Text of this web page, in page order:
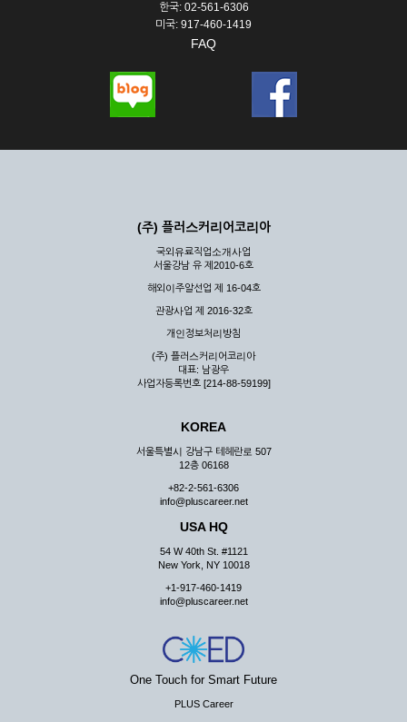
③ 기타 회사는 서비스를 제공할 수 없는 합당한 사유가 발생한
④ 회사는 제 2항 및 제 3항의 사유로 서비스의 제공이 일시적
여 배상하지 않습니다.
제3장 권리 및 의무
공할 수 있도록 최선의 노력을 다하여야 합니다.
게 누설, 배포하여서는 안됩니다. 다만, 관계법령에 의하여 국가
기관 등의 합법적인 요구가 있는 경우에는 해당 되지 않습니다.
③ 회사는 이용자로부터 제기되는 의견이나 불만이 정당하다고
인정할 경우에는 즉시 처리하여야 하며, 즉시 처리가 곤란한 경
우 그 처리를 위해 노력해야 합니다.
제7조 (회원의 의무)
① 회원은 ID와 비밀 번호에 관한 모든 관리의 책임이 있으며
② 회원은 이용신청서의 기재내용 중 변경된 내용이 있는 경우
서비스를 통하여 그 내용을 회사에 통지하여야 합니다.
③ 다른 회원의 ID와 비밀번호를 부당하게 사용하는 행위를
④ 회원은 회사의 서비스에서 타 사이트의 홍보행위를 하지 않
아야 하며 공공질서나 미풍약속에 위배되는 내용 혹은 저작권을
리 행위도 할 수 없습니다.
사가 통지하는 사항을 준수하여야 하며, 기타 회사의 업무에 방
해되는 행위를 하여서는 아니 됩니다.
제8조 (회원의 관리)
① 회원은 언제든 이 약관에 대한 동의를 철회할 수 있습니다.
한국: 02-561-6306
미국: 917-460-1419
FAQ
(주) 플러스커리어코리아
국외유료직업소개사업
서울강남 유 제2010-6호
해외이주알선업 제 16-04호
관광사업 제 2016-32호
개인정보처리방침
(주) 플러스커리어코리아
대표: 남광우
사업자등록번호 [214-88-59199]
KOREA
서울특별시 강남구 테헤란로 507
12층 06168
+82-2-561-6306
info@pluscareer.net
USA HQ
54 W 40th St. #1121
New York, NY 10018
+1-917-460-1419
info@pluscareer.net
One Touch for Smart Future
PLUS Career